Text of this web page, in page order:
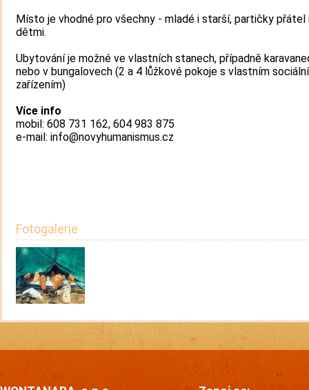
Místo je vhodné pro všechny - mladé i starší, partičky přátel
dětmi.
Ubytování je možné ve vlastních stanech, případně
nebo v bungalovech (2 a 4 lůžkové pokoje s vlastním
zařízením)
Více info
mobil: 608 731 162, 604 983 875
e-mail: info@novyhumanismus.cz
Fotogalerie